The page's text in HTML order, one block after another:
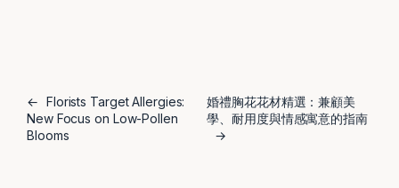
← Florists Target Allergies:
New Focus on Low-Pollen
Blooms
婚禮胸花花材精選：兼顧美
學、耐用度與情感寓意的指南
→